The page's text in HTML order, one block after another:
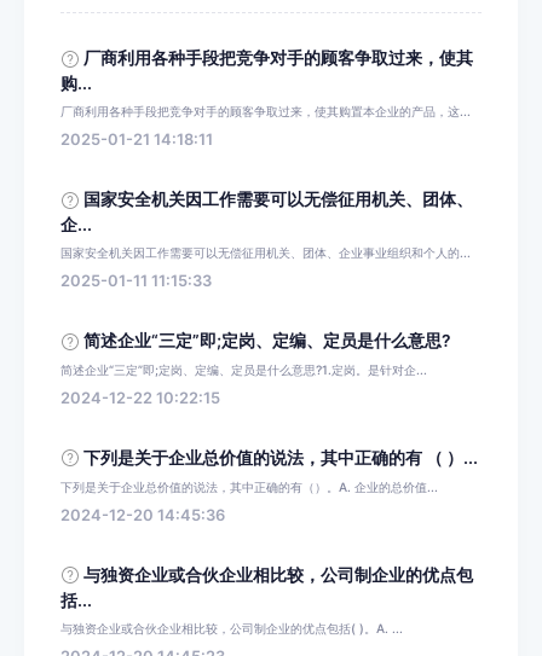
厂商利用各种手段把竞争对手的顾客争取过来，使其
购...
厂商利用各种手段把竞争对手的顾客争取过来，使其购置本企业的产品，这...
2025-01-21 14:18:11
国家安全机关因工作需要可以无偿征用机关、团体、
企...
国家安全机关因工作需要可以无偿征用机关、团体、企业事业组织和个人的...
2025-01-11 11:15:33
简述企业“三定”即;定岗、定编、定员是什么意思?
简述企业“三定”即;定岗、定编、定员是什么意思?1.定岗。是针对企...
2024-12-22 10:22:15
下列是关于企业总价值的说法，其中正确的有 （ ）...
下列是关于企业总价值的说法，其中正确的有（）。A. 企业的总价值...
2024-12-20 14:45:36
与独资企业或合伙企业相比较，公司制企业的优点包
括...
与独资企业或合伙企业相比较，公司制企业的优点包括( )。A. ...